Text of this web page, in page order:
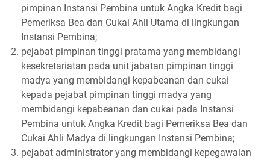
pimpinan Instansi Pembina untuk Angka Kredit bagi
Pemeriksa Bea dan Cukai Ahli Utama di lingkungan
Instansi Pembina;
pejabat pimpinan tinggi pratama yang membidangi
kesekretariatan pada unit jabatan pimpinan tinggi
madya yang membidangi kepabeanan dan cukai
kepada pejabat pimpinan tinggi madya yang
membidangi kepabeanan dan cukai pada Instansi
Pembina untuk Angka Kredit bagi Pemeriksa Bea dan
Cukai Ahli Madya di lingkungan Instansi Pembina;
pejabat administrator yang membidangi kepegawaian